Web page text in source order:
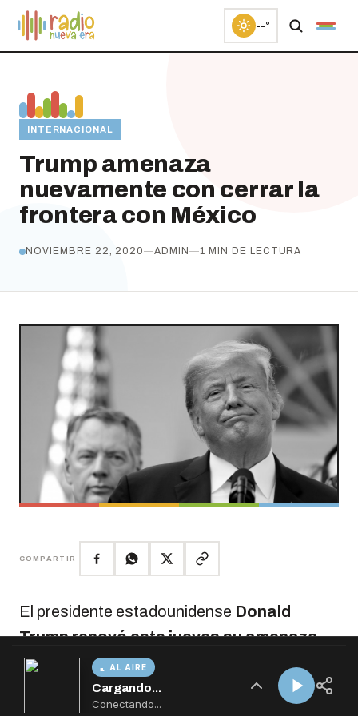
AL AIRE
Cargando...
Conectando...